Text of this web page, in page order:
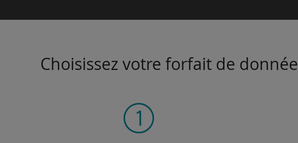
Choisissez votre forfait de